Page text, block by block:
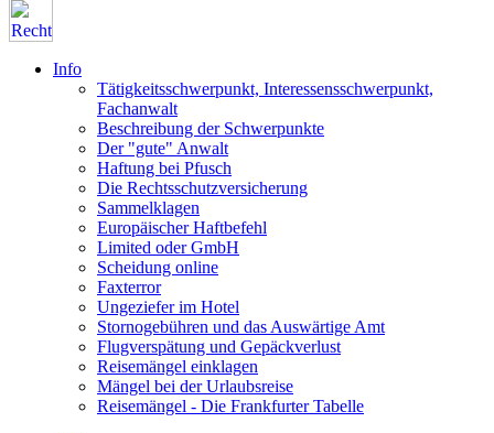
Info
Tätigkeitsschwerpunkt, Interessensschwerpunkt,
Fachanwalt
Beschreibung der Schwerpunkte
Der "gute" Anwalt
Haftung bei Pfusch
Die Rechtsschutzversicherung
Sammelklagen
Europäischer Haftbefehl
Limited oder GmbH
Scheidung online
Faxterror
Ungeziefer im Hotel
Stornogebühren und das Auswärtige Amt
Flugverspätung und Gepäckverlust
Reisemängel einklagen
Mängel bei der Urlaubsreise
Reisemängel - Die Frankfurter Tabelle